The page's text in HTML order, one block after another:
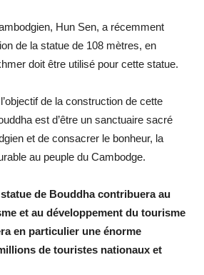
Hun Sen, a récemment
de la statue de 108 mètres, en
doit être utilisé pour cette statue.
de la construction de cette
est d’être un sanctuaire sacré
et de consacrer le bonheur, la
au peuple du Cambodge.
de Bouddha contribuera au
et au développement du tourisme
en particulier une énorme
de touristes nationaux et